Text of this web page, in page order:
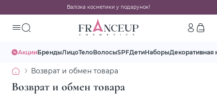
Валізка косметики у подарунок!
АкцииБрендыЛицоТелоВолосыSPFДетиНаборыДекоративная
Возврат и обмен товара
Возврат и обмен товара